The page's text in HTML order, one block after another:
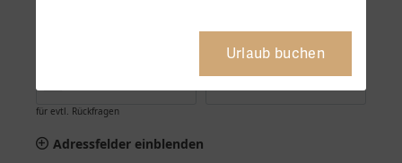
Urlaub buchen